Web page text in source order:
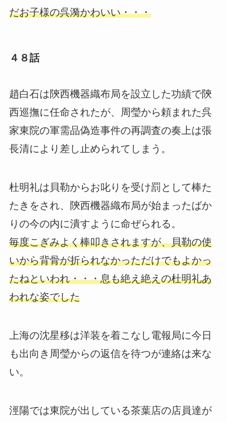
だお子様の呉漪かわいい・・・
４８話
趙白石は陝西機器織布局を設立した功績で陝
西巡撫に任命されたが、周瑩から頼まれた呉
家東院の軍需品偽造事件の再調査の奏上は張
長清により差し止められてしまう。
杜明礼は貝勒からお叱りを受け罰として棒た
たきをされ、陝西機器織布局が始まったばか
りの今の内に潰すように命ぜられる。
毎度こぎみよく棒叩きされますが、貝勒の使
いから背骨が折られなかっただけでもよかっ
たねといわれ・・・息も絶え絶えの杜明礼あ
われな姿でした
上海の沈星移は洋装を着こなし電報局に今日
も出向き周瑩からの返信を待つが連絡は来な
い。
涇陽では東院が出している茶葉店の店員達が